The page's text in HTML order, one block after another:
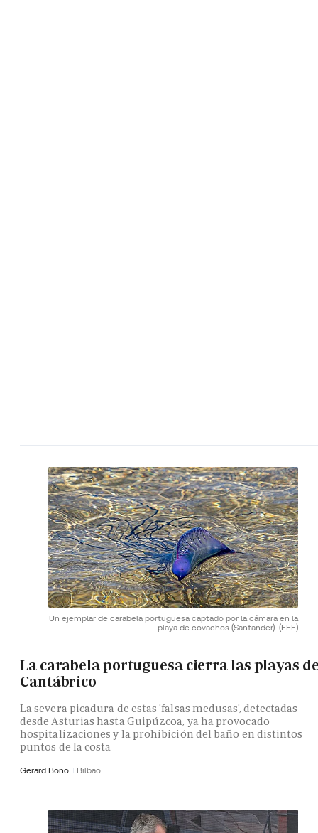
Un ejemplar de carabela portuguesa captado por la cámara en la
playa de covachos (Santander). (EFE)
La carabela portuguesa cierra las playas
Cantábrico
La severa picadura de estas 'falsas medusas', detectadas
desde Asturias hasta Guipúzcoa, ya ha provocado
hospitalizaciones y la prohibición del baño en distintos
puntos de la costa
Gerard Bono Bilbao